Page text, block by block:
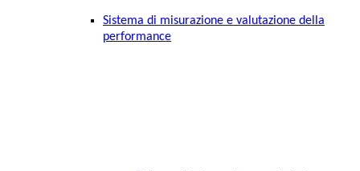
Sistema di misurazione e valutazione della
performance